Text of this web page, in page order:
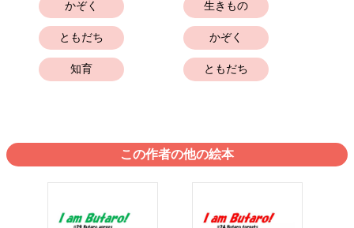
かぞく
ともだち
知育
生きもの
かぞく
ともだち
この作者の他の絵本